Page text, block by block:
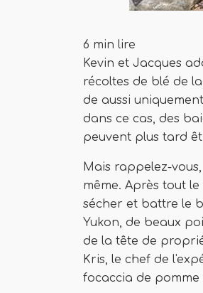
6 min lire
Kevin et Jacques
récoltes de blé de
de aussi
dans ce cas, des
peuvent plus tard
Mais rappelez-
même. Après tout
sécher et battre le
Yukon, de beaux
de la tête de
Kris, le chef de
focaccia de pomme